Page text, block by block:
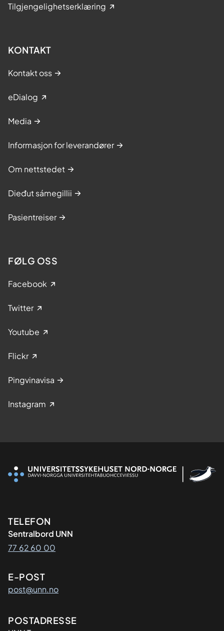
Tilgjengelighetserklæring
KONTAKT
Kontakt oss
eDialog
Media
Informasjon for leverandører
Om nettstedet
Dieđut sámegillii
Pasientreiser
FØLG OSS
Facebook
Twitter
Youtube
Flickr
Pingvinavisa
Instagram
Kontaktinformasjon
TELEFON
Sentralbord UNN
77 62 60 00
E-POST
post@unn.no
Adresse
POSTADRESSE